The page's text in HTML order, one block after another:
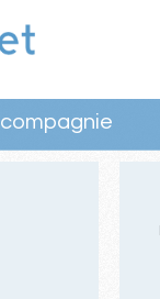
compagnie